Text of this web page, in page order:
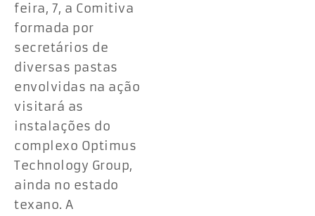
feira, 7, a Comitiva
formada por
secretários de
diversas pastas
envolvidas na ação
visitará as
instalações do
complexo Optimus
Technology Group,
ainda no estado
texano. A